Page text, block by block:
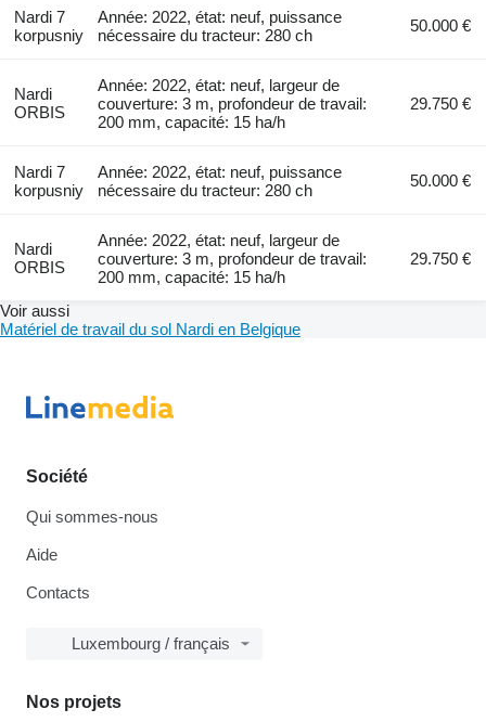
Nardi 7
korpusniy
Année: 2022, état: neuf, puissance
nécessaire du tracteur: 280 ch
50.000 €
Nardi
ORBIS
Année: 2022, état: neuf, largeur de
couverture: 3 m, profondeur de travail:
200 mm, capacité: 15 ha/h
29.750 €
Nardi 7
korpusniy
Année: 2022, état: neuf, puissance
nécessaire du tracteur: 280 ch
50.000 €
Nardi
ORBIS
Année: 2022, état: neuf, largeur de
couverture: 3 m, profondeur de travail:
200 mm, capacité: 15 ha/h
29.750 €
Voir aussi
Matériel de travail du sol Nardi en Belgique
Société
Qui sommes-nous
Aide
Contacts
Luxembourg / français
Nos projets